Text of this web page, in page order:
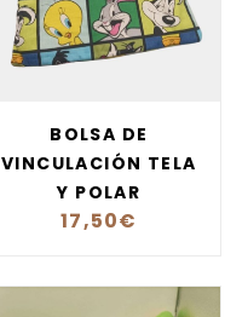
BOLSA DE
VINCULACIÓN TELA
Y POLAR
17,50€